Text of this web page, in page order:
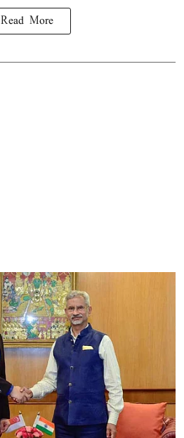
Read More